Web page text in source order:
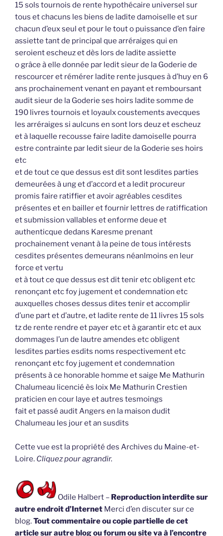
15 sols tournois de rente hypothécaire universel sur
tous et chacuns les biens de ladite damoiselle et sur
chacun d’eux seul et pour le tout o puissance d’en faire
assiette tant de principal que arréraiges qui en
seroient escheuz et dès lors de ladite assiette
o grâce à elle donnée par ledit sieur de la Goderie de
rescourcer et rémérer ladite rente jusques à d’huy en 6
ans prochainement venant en payant et remboursant
audit sieur de la Goderie ses hoirs ladite somme de
190 livres tournois et loyaulx coustements avecques
les arréraiges si aulcuns en sont lors deuz et escheuz
et à laquelle recousse faire ladite damoiselle pourra
estre contrainte par ledit sieur de la Goderie ses hoirs
etc
et de tout ce que dessus est dit sont lesdites parties
demeurées à ung et d’accord et a ledit procureur
promis faire ratiffier et avoir agréables cesdites
présentes et en bailler et fournir lettres de ratiffication
et submission vallables et enforme deue et
authenticque dedans Karesme prenant
prochainement venant à la peine de tous intérests
cesdites présentes demeurans néanlmoins en leur
force et vertu
et à tout ce que dessus est dit tenir etc obligent etc
renonçant etc foy jugement et condemnation etc
auxquelles choses dessus dites tenir et accomplir
d’une part et d’autre, et ladite rente de 11 livres 15 sols
tz de rente rendre et payer etc et à garantir etc et aux
dommages l’un de lautre amendes etc obligent
lesdites parties esdits noms respectivement etc
renonçant etc foy jugement et condemnation
présents à ce honorable homme et saige Me Mathurin
Chalumeau licencié ès loix Me Mathurin Crestien
praticien en cour laye et autres tesmoings
fait et passé audit Angers en la maison dudit
Chalumeau les jour et an susdits
Cette vue est la propriété des Archives du Maine-et-
Loire. Cliquez pour agrandir.
Odile Halbert – Reproduction interdite sur
autre endroit d’Internet Merci d’en discuter sur ce
blog.Tout commentaire ou copie partielle de cet
article sur autre blog ou forum ou site va à l’encontre